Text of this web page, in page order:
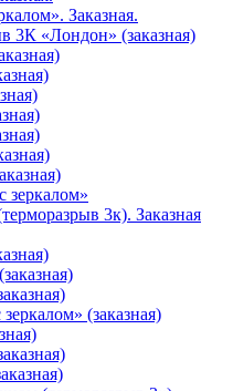
Заказная.
3К «Лондон» (заказная)
зеркалом»
3к). Заказная
(заказная)